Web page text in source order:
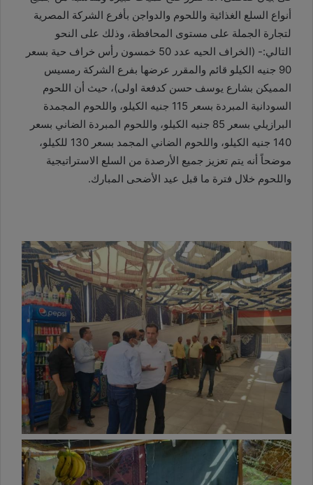
أنواع السلع الغذائية واللحوم والدواجن بأفرع الشركة المصرية
لتجارة الجملة على مستوى المحافظة، وذلك على النحو
التالي:- (الخراف الحيه عدد 50 خمسون رأس خراف حية بسعر
90 جنيه الكيلو قائم والمقرر عرضها بفرع الشركة رمسيس
المميكن بشارع يوسف حسن كدفعة اولى)، حيث أن اللحوم
السودانية المبردة بسعر 115 جنيه الكيلو، واللحوم المجمدة
البرازيلي بسعر 85 جنيه الكيلو، واللحوم المبردة الضاني بسعر
140 جنيه الكيلو، واللحوم الضاني المجمد بسعر 130 للكيلو،
موضحاً أنه يتم تعزيز جميع الأرصدة من السلع الاستراتيجية
واللحوم خلال فترة ما قبل عيد الأضحى المبارك.